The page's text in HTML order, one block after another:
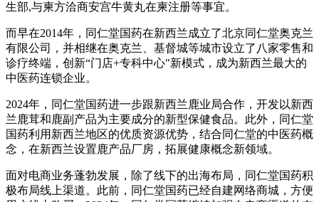
生部,与柬方洽商安宫牛黄丸在柬注册等事宜。
而早在2014年，同仁堂国药在新西兰成立了北京同仁堂奥克兰
有限公司，并相继在奥克兰、基督城等城市设立了八家零售和
诊疗终端，创新“门店+专科中心"新模式，成为新西兰最大的
中医药连锁企业。
2024年，同仁堂国药进一步跟新西兰鹿业局合作，开发以新西
兰鹿茸和鹿副产品为主要成分的新型保健食品。此外，同仁堂
国药利用新西兰地区的优质资源优势，结合同仁堂的中医药概
念，在新西兰设置鹿产品厂房，拓展健康概念新领域。
面对电商业务蓬勃发展，除了线下的出海布局，同仁堂国药积
极布局线上渠道。此前，同仁堂国药已经自建网络商城，方便